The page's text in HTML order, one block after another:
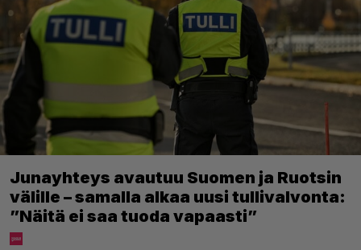
Junayhteys avautuu Suomen ja Ruotsin
välille – samalla alkaa uusi tullivalvonta:
”Näitä ei saa tuoda vapaasti”